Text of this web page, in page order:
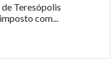
Teresópolis
com...